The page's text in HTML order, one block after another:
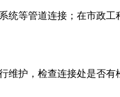
统等管道连接；在市政
维护，检查连接处是否